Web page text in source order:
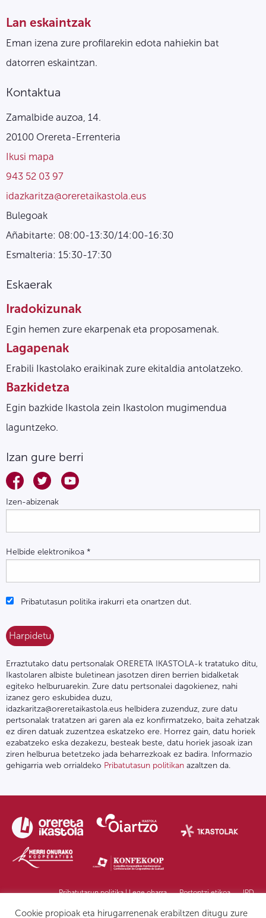
Lan eskaintzak
Eman izena zure profilarekin edota nahiekin bat
datorren eskaintzan.
Kontaktua
Zamalbide auzoa, 14.
20100 Orereta-Errenteria
Ikusi mapa
943 52 03 97
idazkaritza@oreretaikastola.eus
Bulegoak
Añabitarte: 08:00-13:30/14:00-16:30
Esmalteria: 15:30-17:30
Eskaerak
Iradokizunak
Egin hemen zure ekarpenak eta proposamenak.
Lagapenak
Erabili Ikastolako eraikinak zure ekitaldia antolatzeko.
Bazkidetza
Egin bazkide Ikastola zein Ikastolon mugimendua
laguntzeko.
Izan gure berri
Izen-abizenak
Helbide elektronikoa *
Pribatutasun politika irakurri eta onartzen dut.
Erraztutako datu pertsonalak ORERETA IKASTOLA-k tratatuko ditu,
Ikastolaren albiste buletinean jasotzen diren berrien bidalketak
egiteko helburuarekin. Zure datu pertsonalei dagokienez, nahi
izanez gero eskubidea duzu,
idazkaritza@oreretaikastola.eus helbidera zuzenduz, zure datu
pertsonalak tratatzen ari garen ala ez konfirmatzeko, baita zehatzak
ez diren datuak zuzentzea eskatzeko ere. Horrez gain, datu horiek
ezabatzeko eska dezakezu, besteak beste, datu horiek jasoak izan
ziren helburua betetzeko jada beharrezkoak ez badira. Informazio
gehigarria web orrialdeko Pribatutasun politikan azaltzen da.
Pribatutasun politika | Lege oharra Postontzi etikoa IPD
Cookie propioak eta hirugarrenenak erabiltzen ditugu zure